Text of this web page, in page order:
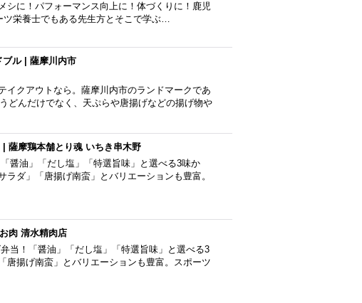
に！パフォーマンス向上に！体づくりに！鹿児
栄養士でもある先生方とそこで学ぶ…
ブル | 薩摩川内市
イクアウトなら。薩摩川内市のランドマークであ
どんだけでなく、天ぷらや唐揚げなどの揚げ物や
薩摩鶏本舗とり魂 いちき串木野
醤油」「だし塩」「特選旨味」と選べる3味か
ダ」「唐揚げ南蛮」とバリエーションも豊富。
肉 清水精肉店
当！「醤油」「だし塩」「特選旨味」と選べる3
唐揚げ南蛮」とバリエーションも豊富。スポーツ